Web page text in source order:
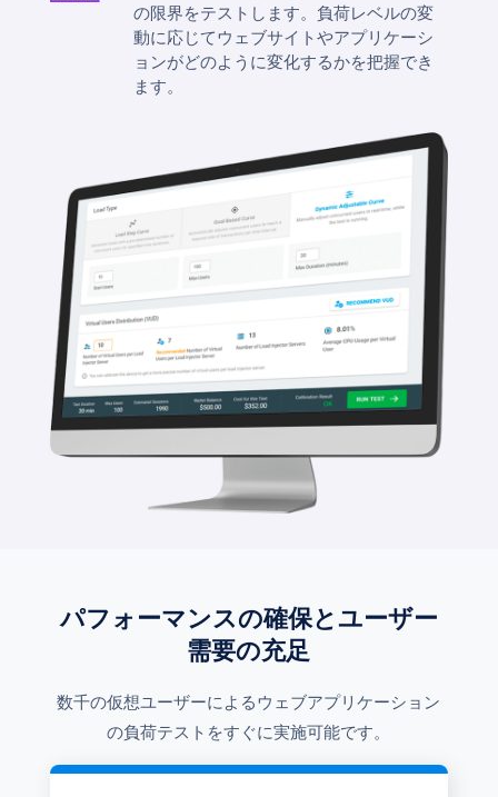
の限界をテストします。負荷レベルの変
動に応じてウェブサイトやアプリケーシ
ョンがどのように変化するかを把握でき
ます。
パフォーマンスの確保とユーザー
需要の充足
数千の仮想ユーザーによるウェブアプリケーション
の負荷テストをすぐに実施可能です。